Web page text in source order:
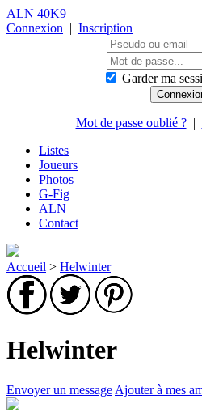
ALN 40K9
Connexion | Inscription
Garder ma
Mot de passe oublié ?|
Listes
Joueurs
Photos
G-Fig
ALN
Contact
Accueil > Helwinter
Helwinter
Envoyer un message Ajouter à mes